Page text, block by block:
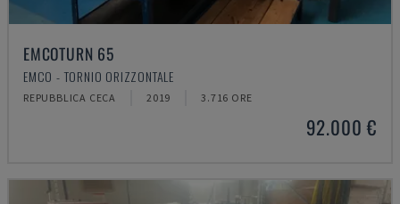
EMCOTURN 65
EMCO - TORNIO ORIZZONTALE
REPUBBLICA CECA 2019 3.716 ORE
92.000 €